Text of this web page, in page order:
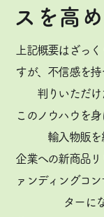
スを高め
上記概要はざっ
すが、不信感を
判りいただけ
このノウハウを
輸入物販を
企業への新商品
ァンディングコ
ターに